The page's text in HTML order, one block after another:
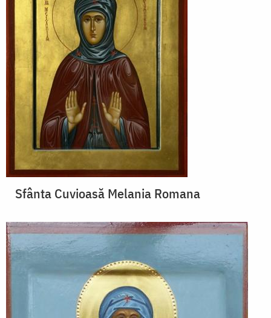
Sfânta Cuvioasă Melania Romana